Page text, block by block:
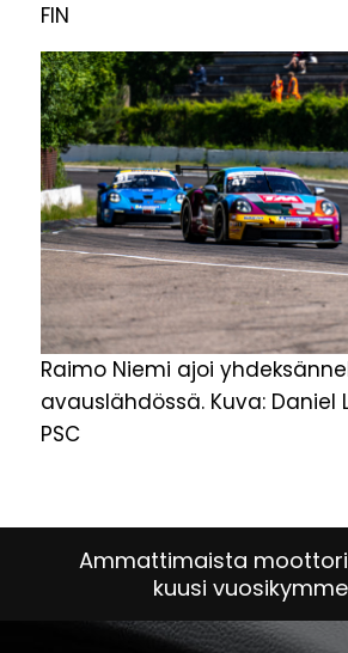
FIN
Raimo Niemi ajoi
avauslähdössä. Kuva: Daniel
PSC
Ammattimaista
kuusi